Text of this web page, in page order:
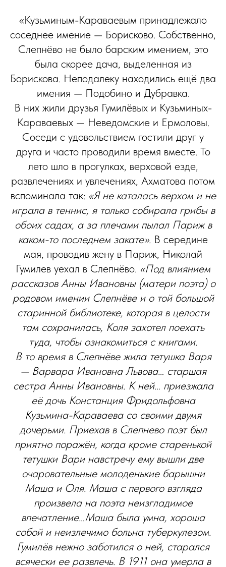
«Кузьминым-Караваевым принадлежало
соседнее имение — Борисково. Собственно,
Слепнёво не было барским имением, это
была скорее дача, выделенная из
Борискова. Неподалеку находились ещё два
имения — Подобино и Дубравка.
В них жили друзья Гумилёвых и Кузьминых-
Караваевых — Неведомские и Ермоловы.
Соседи с удовольствием гостили друг у
друга и часто проводили время вместе. То
лето шло в прогулках, верховой езде,
развлечениях и увлечениях, Ахматова потом
вспоминала так: «Я не каталась верхом и не
играла в теннис, я только собирала грибы в
обоих садах, а за плечами пылал Париж в
каком-то последнем закате». В середине
мая, проводив жену в Париж, Николай
Гумилев уехал в Слепнёво. «Под влиянием
рассказов Анны Ивановны (матери поэта) о
родовом имении Слепнёве и о той большой
старинной библиотеке, которая в целости
там сохранилась, Коля захотел поехать
туда, чтобы ознакомиться с книгами.
В то время в Слепнёве жила тетушка Варя
— Варвара Ивановна Львова… старшая
сестра Анны Ивановны. К ней… приезжала
её дочь Констанция Фридольфовна
Кузьмина-Караваева со своими двумя
дочерьми. Приехав в Слепнево поэт был
приятно поражён, когда кроме старенькой
тетушки Вари навстречу ему вышли две
очаровательные молоденькие барышни
Маша и Оля. Маша с первого взгляда
произвела на поэта неизгладимое
впечатление…Маша была умна, хороша
собой и неизлечимо больна туберкулезом.
Гумилёв нежно заботился о ней, старался
всячески ее развлечь. В 1911 она умерла в